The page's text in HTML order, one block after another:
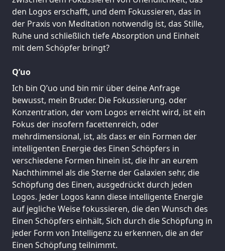
den Logos erschafft, und dem Fokussieren, das in
der Praxis von Meditation notwendig ist, das Stille,
Ruhe und schließlich tiefe Absorption und Einheit
mit dem Schöpfer bringt?
Q’uo
Ich bin Q’uo und bin mir über deine Anfrage
bewusst, mein Bruder. Die Fokussierung, oder
Konzentration, der vom Logos erreicht wird, ist ein
Fokus der insofern facettenreich, oder
mehrdimensional, ist, als dass er ein Formen der
intelligenten Energie des Einen Schöpfers in
verschiedene Formen hinein ist, die ihr an eurem
Nachthimmel als die Sterne der Galaxien sehr, die
Schöpfung des Einen, ausgedrückt durch jeden
Logos. Jeder Logos kann diese intelligente Energie
auf jegliche Weise fokussieren, die den Wunsch des
Einen Schöpfers einhält, Sich durch die Schöpfung in
jeder Form von Intelligenz zu erkennen, die an der
Einen Schöpfung teilnimmt.